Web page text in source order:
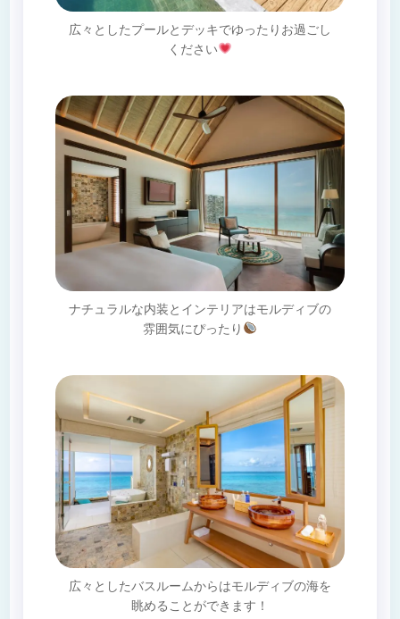
広々としたプールとデッキでゆったりお過ごし
ください
ナチュラルな内装とインテリアはモルディブの
雰囲気にぴったり
広々としたバスルームからはモルディブの海を
眺めることができます！